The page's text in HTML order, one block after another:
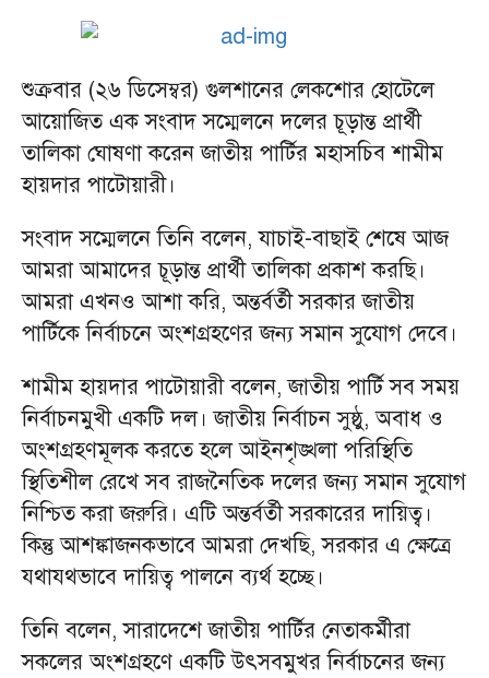
শুক্রবার (২৬ ডিসেম্বর) গুলশানের লেকশোর হোটেলে
আয়োজিত এক সংবাদ সম্মেলনে দলের চূড়ান্ত প্রার্থী
তালিকা ঘোষণা করেন জাতীয় পার্টির মহাসচিব শামীম
হায়দার পাটোয়ারী।
সংবাদ সম্মেলনে তিনি বলেন, যাচাই-বাছাই শেষে আজ
আমরা আমাদের চূড়ান্ত প্রার্থী তালিকা প্রকাশ করছি।
আমরা এখনও আশা করি, অন্তর্বর্তী সরকার জাতীয়
পার্টিকে নির্বাচনে অংশগ্রহণের জন্য সমান সুযোগ দেবে।
শামীম হায়দার পাটোয়ারী বলেন, জাতীয় পার্টি সব সময়
নির্বাচনমুখী একটি দল। জাতীয় নির্বাচন সুষ্ঠু, অবাধ ও
অংশগ্রহণমূলক করতে হলে আইনশৃঙ্খলা পরিস্থিতি
স্থিতিশীল রেখে সব রাজনৈতিক দলের জন্য সমান সুযোগ
নিশ্চিত করা জরুরি। এটি অন্তর্বর্তী সরকারের দায়িত্ব।
কিন্তু আশঙ্কাজনকভাবে আমরা দেখছি, সরকার এ ক্ষেত্রে
যথাযথভাবে দায়িত্ব পালনে ব্যর্থ হচ্ছে।
তিনি বলেন, সারাদেশে জাতীয় পার্টির নেতাকর্মীরা
সকলের অংশগ্রহণে একটি উৎসবমুখর নির্বাচনের জন্য